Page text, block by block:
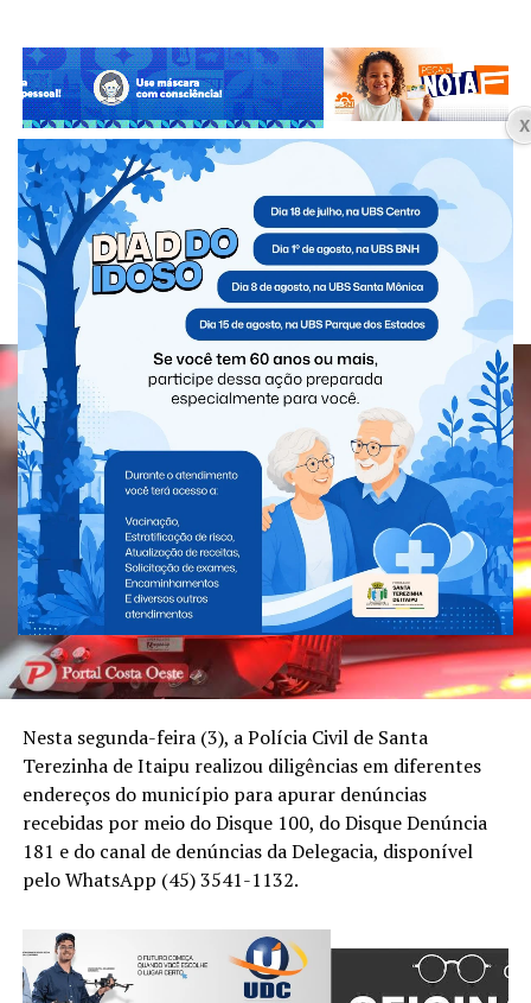
SANTA TEREZINHA
Polícia Civil apura denúncias de
cárcere privado e crimes sexuais
contra crianças e adolescentes em
Santa Terezinha de Itaipu
Nesta segunda-feira (3), a Polícia Civil de Santa
Terezinha de Itaipu realizou diligências em diferentes
endereços do município para apurar denúncias
recebidas por meio do Disque 100, do Disque Denúncia
181 e do canal de denúncias da Delegacia, disponível
pelo WhatsApp (45) 3541-1132.